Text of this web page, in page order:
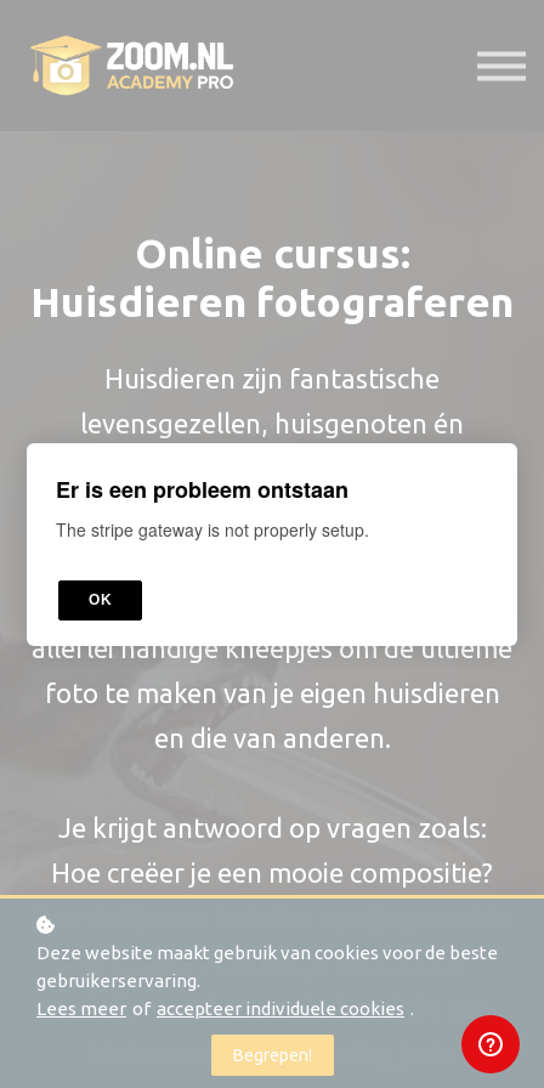
Presets
Online cursus:
Huisdieren fotograferen
Huisdieren zijn fantastische
levensgezellen, huisgenoten én
het ook is om je favoriete dier vast te
het zeker niet! In deze cursus leer je
allerlei handige kneepjes om de ultieme
foto te maken van je eigen huisdieren
en die van anderen.
Je krijgt antwoord op vragen zoals:
Hoe creëer je een mooie compositie?
Hoe stel je een huisdier op zijn gemak in
je studio? Hoe kun je een fraaie
actiefoto maken van je hond die een
frisbee vangt? En hoe leg je de
Deze website maakt gebruik van cookies voor de beste
gebruikerservaring.
Lees meer of accepteer individuele cookies .
Begrepen!
Er is een probleem ontstaan
The stripe gateway is not properly setup.
OK